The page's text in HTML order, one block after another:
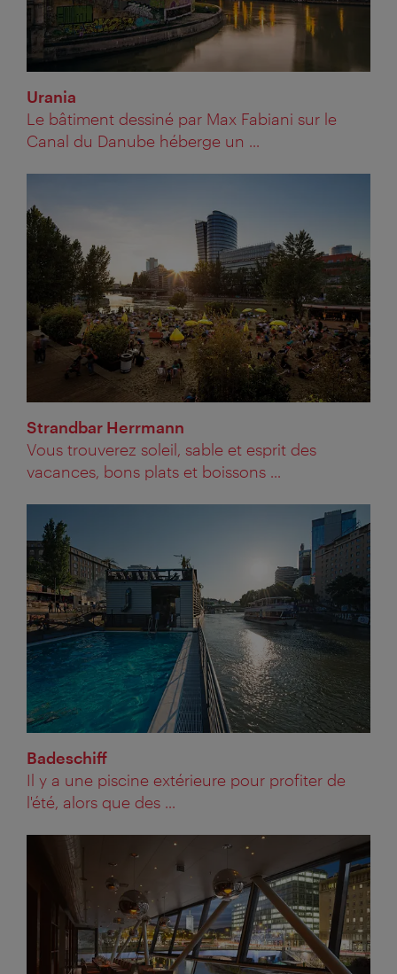
Urania
Le bâtiment dessiné par Max Fabiani sur le
Canal du Danube héberge un ...
Strandbar Herrmann
Vous trouverez soleil, sable et esprit des
vacances, bons plats et boissons ...
Badeschiff
Il y a une piscine extérieure pour profiter de
l'été, alors que des ...